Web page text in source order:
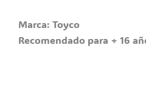
Marca: Toyco
Recomendado para + 16